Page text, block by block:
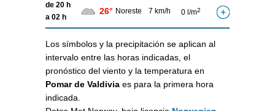
de 20 h
a 02 h
26° Noreste 7 km/h 0 l/m2
Los símbolos y la precipitación se aplican al
intervalo entre las horas indicadas, el
pronóstico del viento y la temperatura en
Pomar de Valdivia es para la primera hora
indicada.